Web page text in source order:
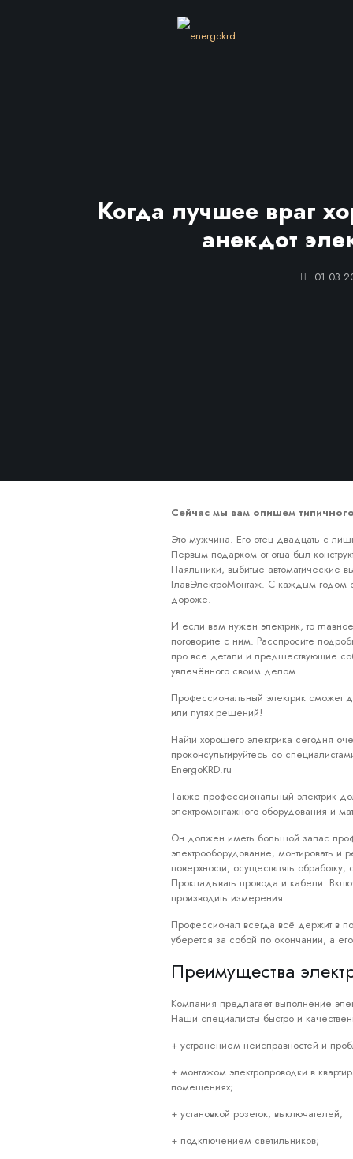
Когда лучшее враг
анекдот
Сейчас мы вам опишем
Это мужчина. Его отец двадцать с
Первым подарком от отца был
Паяльники, выбитые автоматические
ГлавЭлектроМонтаж. С каждым годом
дороже.
И если вам нужен электрик, то
поговорите с ним. Расспросите
про все детали и предшествующие
увлечённого своим делом.
Профессиональный электрик сможет
или путях решений!
Найти хорошего электрика сегодня
проконсультируйтесь со
EnergoKRD.ru
Также профессиональный электрик
электромонтажного оборудования и
Он должен иметь большой запас
электрооборудование, монтировать и
поверхности, осуществлять
Прокладывать провода и кабели.
производить измерения
Профессионал всегда всё держит в
уберется за собой по окончании, а
Преимущества
Компания предлагает выполнение
Наши специалисты быстро и
+ устранением неисправностей и
+ монтажом электропроводки в
помещениях;
+ установкой розеток, выключателей;
+ подключением светильников;